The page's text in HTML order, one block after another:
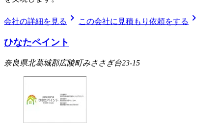
会社の詳細を見る chevron_right この会社に見積もり依頼をする chevron_right
ひなたペイント
奈良県北葛城郡広陵町みささぎ台23-15